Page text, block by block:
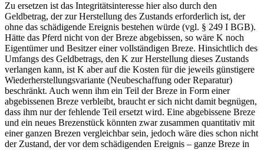
Zu ersetzen ist das Integritätsinteresse hier also durch den
Geldbetrag, der zur Herstellung des Zustands erforderlich ist, der
ohne das schädigende Ereignis bestehen würde (vgl. § 249 I BGB).
Hätte das Pferd nicht von der Breze abgebissen, so wäre K noch
Eigentümer und Besitzer einer vollständigen Breze. Hinsichtlich des
Umfangs des Geldbetrags, den K zur Herstellung dieses Zustands
verlangen kann, ist K aber auf die Kosten für die jeweils günstigere
Wiederherstellungsvariante (Neubeschaffung oder Reparatur)
beschränkt. Auch wenn ihm ein Teil der Breze in Form einer
abgebissenen Breze verbleibt, braucht er sich nicht damit begnügen,
dass ihm nur der fehlende Teil ersetzt wird. Eine abgebissene Breze
und ein neues Brezenstück könnten zwar zusammen quantitativ mit
einer ganzen Brezen vergleichbar sein, jedoch wäre dies schon nicht
der Zustand, der vor dem schädigenden Ereignis – ganze Breze in